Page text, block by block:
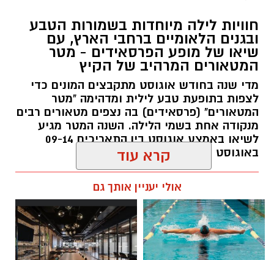
חוויות לילה מיוחדות בשמורות הטבע
ובגנים הלאומיים ברחבי הארץ, עם
שיאו של מופע הפרסאידים - מטר
המטאורים המרהיב של הקיץ
מדי שנה בחודש אוגוסט מתקבצים המונים כדי
לצפות בתופעת טבע לילית ומדהימה "מטר
המטאורים" (פרסאידים) בה נצפים מטאורים רבים
מנקודה אחת בשמי הלילה. השנה המטר מגיע
לשיאו באמצע אוגוסט בין התאריכים 09-14
באוגוסט 2026.
קרא עוד
אולי יעניין אותך גם